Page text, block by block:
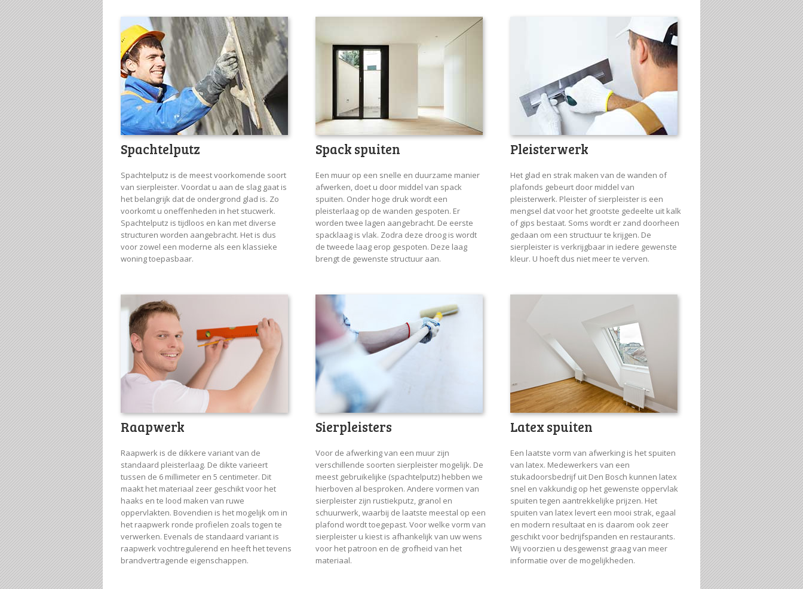
Spachtelputz
Spachtelputz is de meest voorkomende soort
van sierpleister. Voordat u aan de slag gaat is
het belangrijk dat de ondergrond glad is. Zo
voorkomt u oneffenheden in het stucwerk.
Spachtelputz is tijdloos en kan met diverse
structuren worden aangebracht. Het is dus
voor zowel een moderne als een klassieke
woning toepasbaar.
Spack spuiten
Een muur op een snelle en duurzame manier
afwerken, doet u door middel van spack
spuiten. Onder hoge druk wordt een
pleisterlaag op de wanden gespoten. Er
worden twee lagen aangebracht. De eerste
spacklaag is vlak. Zodra deze droog is wordt
de tweede laag erop gespoten. Deze laag
brengt de gewenste structuur aan.
Pleisterwerk
Het glad en strak maken van de wanden of
plafonds gebeurt door middel van
pleisterwerk. Pleister of sierpleister is een
mengsel dat voor het grootste gedeelte uit kalk
of gips bestaat. Soms wordt er zand doorheen
gedaan om een structuur te krijgen. De
sierpleister is verkrijgbaar in iedere gewenste
kleur. U hoeft dus niet meer te verven.
Raapwerk
Raapwerk is de dikkere variant van de
standaard pleisterlaag. De dikte varieert
tussen de 6 millimeter en 5 centimeter. Dit
maakt het materiaal zeer geschikt voor het
haaks en te lood maken van ruwe
oppervlakten. Bovendien is het mogelijk om in
het raapwerk ronde profielen zoals togen te
verwerken. Evenals de standaard variant is
raapwerk vochtregulerend en heeft het tevens
brandvertragende eigenschappen.
Sierpleisters
Voor de afwerking van een muur zijn
verschillende soorten sierpleister mogelijk. De
meest gebruikelijke (spachtelputz) hebben we
hierboven al besproken. Andere vormen van
sierpleister zijn rustiekputz, granol en
schuurwerk, waarbij de laatste meestal op een
plafond wordt toegepast. Voor welke vorm van
sierpleister u kiest is afhankelijk van uw wens
voor het patroon en de grofheid van het
materiaal.
Latex spuiten
Een laatste vorm van afwerking is het spuiten
van latex. Medewerkers van een
stukadoorsbedrijf uit Den Bosch kunnen latex
snel en vakkundig op het gewenste oppervlak
spuiten tegen aantrekkelijke prijzen. Het
spuiten van latex levert een mooi strak, egaal
en modern resultaat en is daarom ook zeer
geschikt voor bedrijfspanden en restaurants.
Wij voorzien u desgewenst graag van meer
informatie over de mogelijkheden.